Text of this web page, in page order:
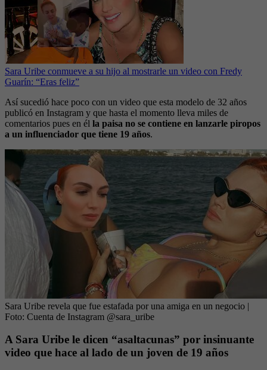
Sara Uribe conmueve a su hijo al mostrarle un video con Fredy
Guarín: “Eras feliz”
Así sucedió hace poco con un video que esta modelo de 32 años
publicó en Instagram y que hasta el momento lleva miles de
comentarios pues en él la paisa no se contiene en lanzarle piropos
a un influenciador que tiene 19 años.
Sara Uribe revela que fue estafada por una amiga en un negocio |
Foto: Cuenta de Instagram @sara_uribe
A Sara Uribe le dicen “asaltacunas” por insinuante
video que hace al lado de un joven de 19 años